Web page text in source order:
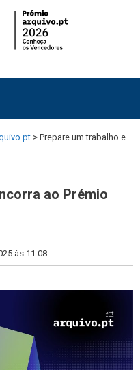
> Prepare um trabalho e
ao Prémio
às 11:08